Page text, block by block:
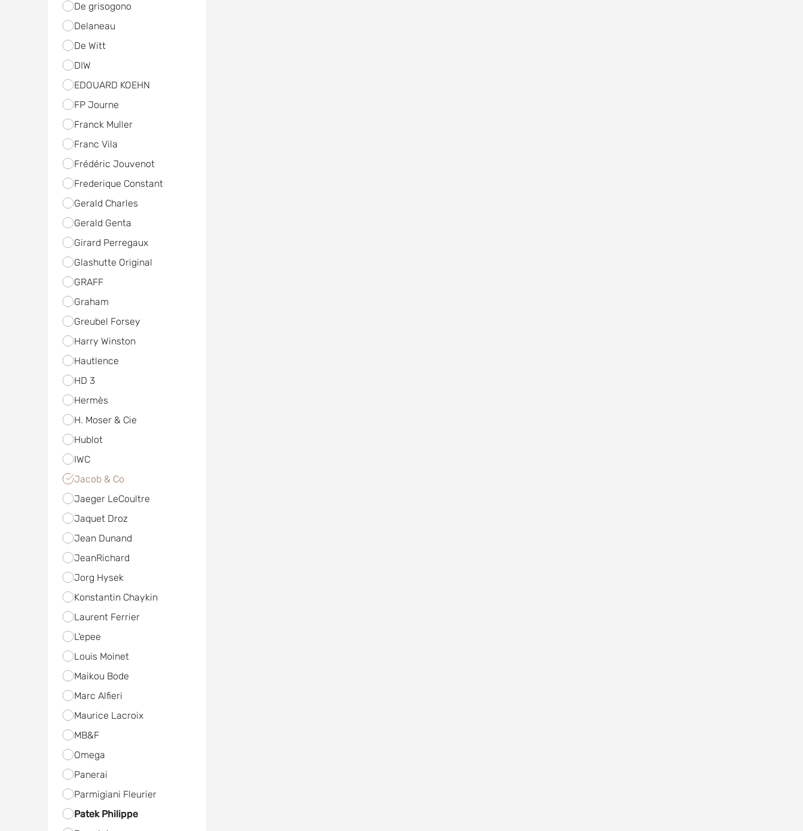
De grisogono
Delaneau
De Witt
DIW
EDOUARD KOEHN
FP Journe
Franck Muller
Franc Vila
Frédéric Jouvenot
Frederique Constant
Gerald Charles
Gerald Genta
Girard Perregaux
Glashutte Original
GRAFF
Graham
Greubel Forsey
Harry Winston
Hautlence
HD 3
Hermès
H. Moser & Cie
Hublot
IWC
Jacob & Co
Jaeger LeCoultre
Jaquet Droz
Jean Dunand
JeanRichard
Jorg Hysek
Konstantin Chaykin
Laurent Ferrier
L'epee
Louis Moinet
Maikou Bode
Marc Alfieri
Maurice Lacroix
MB&F
Omega
Panerai
Parmigiani Fleurier
Patek Philippe